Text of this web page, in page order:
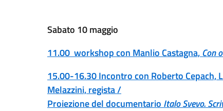
Sabato 10 maggio
11.00 workshop con Manlio Castagna, Con
15.00-16.30 Incontro con Roberto Cepach,
Melazzini, regista /
Proiezione del documentario Italo Svevo.